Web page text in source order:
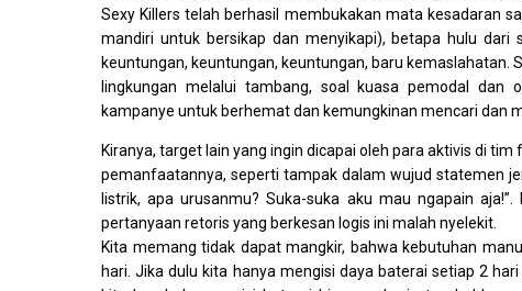
Sexy Killers telah berhasil membukakan mata kesadaran
mandiri untuk bersikap dan menyikapi), betapa hulu dari
keuntungan, keuntungan, keuntungan, baru
lingkungan melalui tambang, soal kuasa pemodal dan
kampanye untuk berhemat dan kemungkinan mencari dan
Kiranya, target lain yang ingin dicapai oleh para aktivis di
pemanfaatannya, seperti tampak dalam wujud statemen
listrik, apa urusanmu? Suka-suka aku mau ngapain
pertanyaan retoris yang berkesan logis ini malah nyelekit.
Kita memang tidak dapat mangkir, bahwa kebutuhan
hari. Jika dulu kita hanya mengisi daya baterai setiap 2